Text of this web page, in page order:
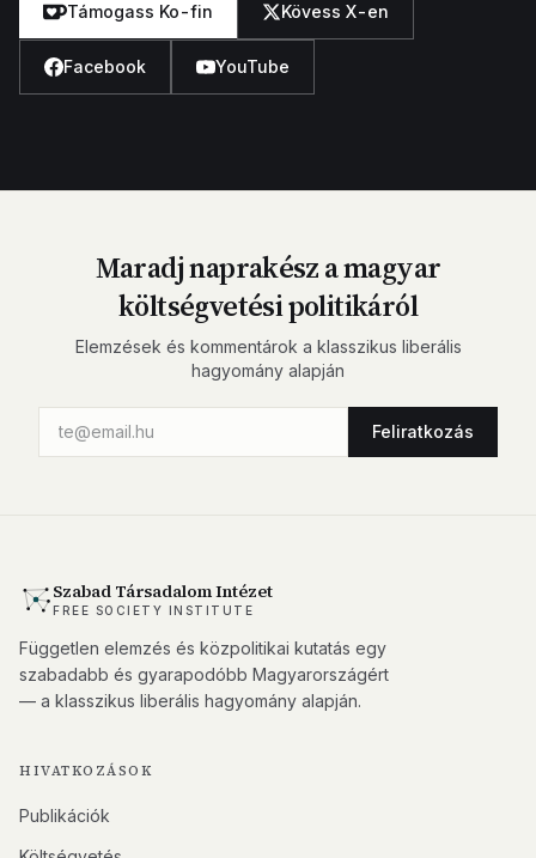
Támogass Ko-fin Kövess X-en
Facebook YouTube
Maradj naprakész a magyar
költségvetési politikáról
Elemzések és kommentárok a klasszikus liberális
hagyomány alapján
Feliratkozás
Szabad Társadalom Intézet
FREE SOCIETY INSTITUTE
Független elemzés és közpolitikai kutatás egy
szabadabb és gyarapodóbb Magyarországért
— a klasszikus liberális hagyomány alapján.
HIVATKOZÁSOK
Publikációk